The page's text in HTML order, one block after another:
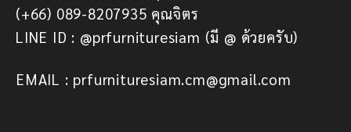
(+66) 089-8207935 คุณจิตร
LINE ID : @prfurnituresiam (มี @ ด้วยครับ)
EMAIL : prfurnituresiam.cm@gmail.com